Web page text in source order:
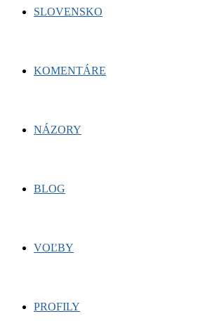
SLOVENSKO
KOMENTÁRE
NÁZORY
BLOG
VOĽBY
PROFILY